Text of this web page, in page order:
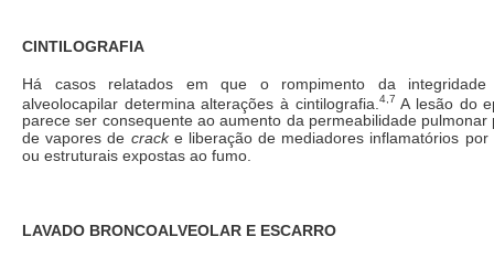
CINTILOGRAFIA
Há casos relatados em que o rompimento da integridade
alveolocapilar determina alterações à cintilografia. 4,7 A lesão do
parece ser consequente ao aumento da permeabilidade pulmonar
de vapores de cracke liberação de mediadores inflamatórios por
ou estruturais expostas ao fumo.
LAVADO BRONCOALVEOLAR E ESCARRO